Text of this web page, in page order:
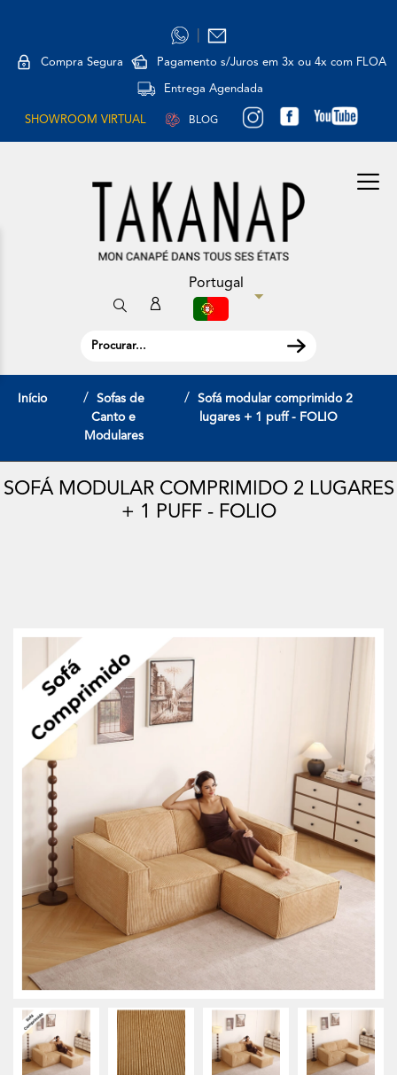
Compra Segura Pagamento s/Juros em 3x ou 4x com FLOA
Entrega Agendada
SHOWROOM VIRTUAL BLOG
Portugal
Início
Sofas de
Canto e
Modulares
Sofá modular comprimido 2
lugares + 1 puff - FOLIO
SOFÁ MODULAR COMPRIMIDO 2 LUGARES
+ 1 PUFF - FOLIO